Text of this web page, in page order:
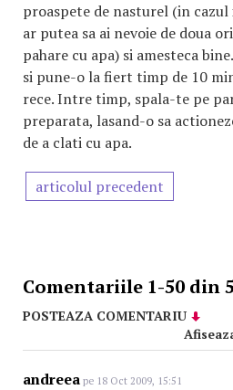
proaspete de nasturel (in
ar putea sa ai nevoie de doua
pahare cu apa) si amesteca
si pune-o la fiert timp de 10
rece. Intre timp, spala-te pe
preparata, lasand-o sa
de a clati cu apa.
articolul precedent
Comentariile 1-50 din
POSTEAZA COMENTARIU
andreea pe 18 Oct 2009, 15:51